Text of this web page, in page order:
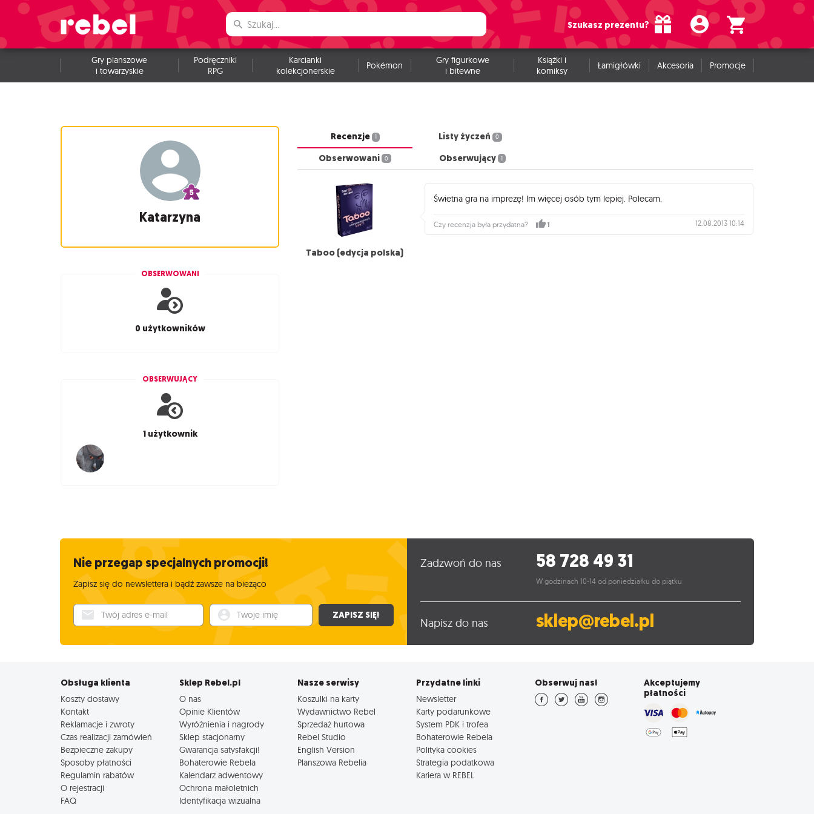
Szukasz prezentu?
Gry planszowe
i towarzyskie
Podręczniki
RPG
Karcianki
kolekcjonerskie
Pokémon
Gry figurkowe
i bitewne
Książki i
komiksy
Łamigłówki Akcesoria Promocje
Katarzyna
OBSERWOWANI
0 użytkowników
OBSERWUJĄCY
1 użytkownik
Recenzje 1 Listy życzeń 0
Obserwowani 0 Obserwujący 1
Taboo (edycja polska)
Świetna gra na imprezę! Im więcej osób tym lepiej. Polecam.
Czy recenzja była przydatna? 1 12.08.2013 10:14
Nie przegap specjalnych promocji!
Zapisz się do newslettera i bądź zawsze na bieżąco
Twój adres e-mail Twoje imię ZAPISZ SIĘ!
Zadzwoń do nas 58 728 49 31
W godzinach 10-14 od poniedziałku do piątku
Napisz do nas sklep@rebel.pl
Obsługa klienta
Koszty dostawy
Kontakt
Reklamacje i zwroty
Czas realizacji zamówień
Bezpieczne zakupy
Sposoby płatności
Regulamin rabatów
O rejestracji
FAQ
Sklep Rebel.pl
O nas
Opinie Klientów
Wyróżnienia i nagrody
Sklep stacjonarny
Gwarancja satysfakcji!
Bohaterowie Rebela
Kalendarz adwentowy
Ochrona małoletnich
Identyfikacja wizualna
Nasze serwisy
Koszulki na karty
Wydawnictwo Rebel
Sprzedaż hurtowa
Rebel Studio
English Version
Planszowa Rebelia
Przydatne linki
Newsletter
Karty podarunkowe
System PDK i trofea
Bohaterowie Rebela
Polityka cookies
Strategia podatkowa
Kariera w REBEL
Obserwuj nas!
Akceptujemy
płatności